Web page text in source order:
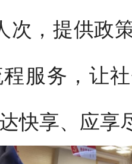
次，提供政
服务，让
快享、应享